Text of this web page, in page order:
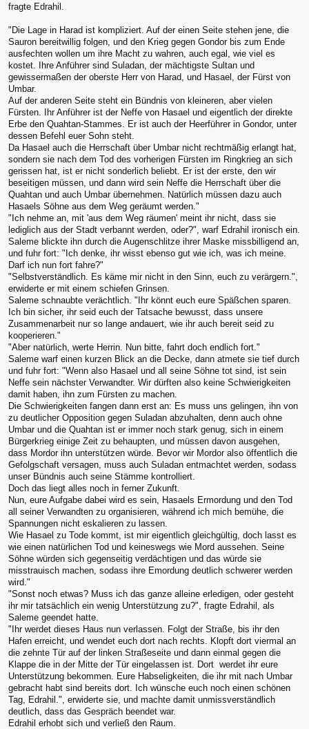
fragte Edrahil.
"Die Lage in Harad ist kompliziert. Auf der einen Seite stehen jene, die
Sauron bereitwillig folgen, und den Krieg gegen Gondor bis zum Ende
ausfechten wollen um ihre Macht zu wahren, auch egal, wie viel es
kostet. Ihre Anführer sind Suladan, der mächtigste Sultan und
gewissermaßen der oberste Herr von Harad, und Hasael, der Fürst von
Umbar.
Auf der anderen Seite steht ein Bündnis von kleineren, aber vielen
Fürsten. Ihr Anführer ist der Neffe von Hasael und eigentlich der direkte
Erbe den Quahtan-Stammes. Er ist auch der Heerführer in Gondor, unter
dessen Befehl euer Sohn steht.
Da Hasael auch die Herrschaft über Umbar nicht rechtmäßig erlangt hat,
sondern sie nach dem Tod des vorherigen Fürsten im Ringkrieg an sich
gerissen hat, ist er nicht sonderlich beliebt. Er ist der erste, den wir
beseitigen müssen, und dann wird sein Neffe die Herrschaft über die
Quahtan und auch Umbar übernehmen. Natürlich müssen dazu auch
Hasaels Söhne aus dem Weg geräumt werden."
"Ich nehme an, mit 'aus dem Weg räumen' meint ihr nicht, dass sie
lediglich aus der Stadt verbannt werden, oder?", warf Edrahil ironisch ein.
Saleme blickte ihn durch die Augenschlitze ihrer Maske missbilligend an,
und fuhr fort: "Ich denke, ihr wisst ebenso gut wie ich, was ich meine.
Darf ich nun fort fahre?"
"Selbstverständlich. Es käme mir nicht in den Sinn, euch zu verärgern.",
erwiderte er mit einem schiefen Grinsen.
Saleme schnaubte verächtlich. "Ihr könnt euch eure Späßchen sparen.
Ich bin sicher, ihr seid euch der Tatsache bewusst, dass unsere
Zusammenarbeit nur so lange andauert, wie ihr auch bereit seid zu
kooperieren."
"Aber natürlich, werte Herrin. Nun bitte, fahrt doch endlich fort."
Saleme warf einen kurzen Blick an die Decke, dann atmete sie tief durch
und fuhr fort: "Wenn also Hasael und all seine Söhne tot sind, ist sein
Neffe sein nächster Verwandter. Wir dürften also keine Schwierigkeiten
damit haben, ihn zum Fürsten zu machen.
Die Schwierigkeiten fangen dann erst an: Es muss uns gelingen, ihn von
zu deutlicher Opposition gegen Suladan abzuhalten, denn auch ohne
Umbar und die Quahtan ist er immer noch stark genug, sich in einem
Bürgerkrieg einige Zeit zu behaupten, und müssen davon ausgehen,
dass Mordor ihn unterstützen würde. Bevor wir Mordor also öffentlich die
Gefolgschaft versagen, muss auch Suladan entmachtet werden, sodass
unser Bündnis auch seine Stämme kontrolliert.
Doch das liegt alles noch in ferner Zukunft.
Nun, eure Aufgabe dabei wird es sein, Hasaels Ermordung und den Tod
all seiner Verwandten zu organisieren, während ich mich bemühe, die
Spannungen nicht eskalieren zu lassen.
Wie Hasael zu Tode kommt, ist mir eigentlich gleichgültig, doch lasst es
wie einen natürlichen Tod und keineswegs wie Mord aussehen. Seine
Söhne würden sich gegenseitig verdächtigen und das würde sie
misstrauisch machen, sodass ihre Emordung deutlich schwerer werden
wird."
"Sonst noch etwas? Muss ich das ganze alleine erledigen, oder gesteht
ihr mir tatsächlich ein wenig Unterstützung zu?", fragte Edrahil, als
Saleme geendet hatte.
"Ihr werdet dieses Haus nun verlassen. Folgt der Straße, bis ihr den
Hafen erreicht, und wendet euch dort nach rechts. Klopft dort viermal an
die zehnte Tür auf der linken Straßeseite und dann einmal gegen die
Klappe die in der Mitte der Tür eingelassen ist. Dort werdet ihr eure
Unterstützung bekommen. Eure Habseligkeiten, die ihr mit nach Umbar
gebracht habt sind bereits dort. Ich wünsche euch noch einen schönen
Tag, Edrahil.", erwiderte sie, und machte damit unmissverständlich
deutlich, dass das Gespräch beendet war.
Edrahil erhobt sich und verließ den Raum.